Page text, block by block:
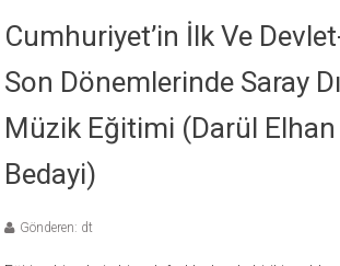
Cumhuriyet’in İlk Ve
Son Dönemlerinde Saray
Müzik Eğitimi (Darül Elhan
Bedayi)
Gönderen: dt